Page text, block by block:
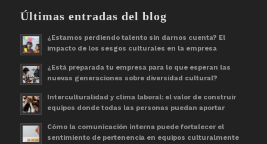
Últimas entradas del blog
¿Estamos perdiendo talento sin darnos cuenta? El
impacto de los sesgos culturales en la empresa
¿Está preparada tu empresa para lo que esperan las
nuevas generaciones sobre diversidad cultural?
Interculturalidad y clima laboral: el valor de construir
equipos donde todas las personas puedan aportar
Cómo la comunicación interna puede fortalecer el
sentimiento de pertenencia en equipos culturalmente